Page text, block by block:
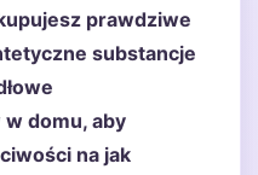
prawdziwe
substancje
domu, aby
na jak